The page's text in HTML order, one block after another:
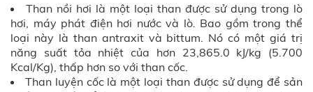
Than nồi hơi là một loại than được sử dụng trong lò
hơi, máy phát điện hơi nước và lò. Bao gồm trong thể
loại này là than antraxit và bittum. Nó có một giá trị
năng suất tỏa nhiệt của hơn 23,865.0 kJ/kg (5.700
Kcal/Kg), thấp hơn so với than cốc.
Than luyện cốc là một loại than được sử dụng để sản